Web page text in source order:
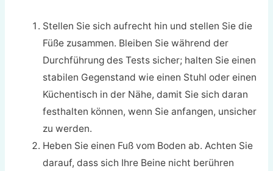
Stellen Sie sich aufrecht hin und stellen Sie die
Füße zusammen. Bleiben Sie während der
Durchführung des Tests sicher; halten Sie einen
stabilen Gegenstand wie einen Stuhl oder einen
Küchentisch in der Nähe, damit Sie sich daran
festhalten können, wenn Sie anfangen, unsicher
zu werden.
Heben Sie einen Fuß vom Boden ab. Achten Sie
darauf, dass sich Ihre Beine nicht berühren